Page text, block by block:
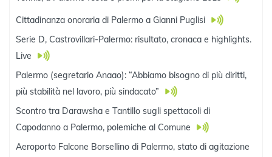
Cittadinanza onoraria di Palermo a Gianni Puglisi
Serie D, Castrovillari-Palermo: risultato, cronaca e highlights.
Live
Palermo (segretario Anaao): “Abbiamo bisogno di più diritti,
più stabilità nel lavoro, più sindacato”
Scontro tra Darawsha e Tantillo sugli spettacoli di
Capodanno a Palermo, polemiche al Comune
Aeroporto Falcone Borsellino di Palermo, stato di agitazione